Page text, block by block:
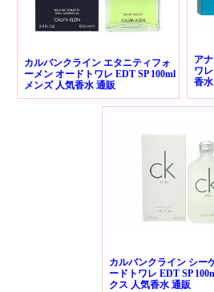
カルバンクライン エタニティフォ
ーメン オードトワレ EDT SP 100ml
メンズ 人気香水 通販
ア
ワ
香
カルバンクライン シー
ードトワレ EDT SP
クス 人気香水 通販